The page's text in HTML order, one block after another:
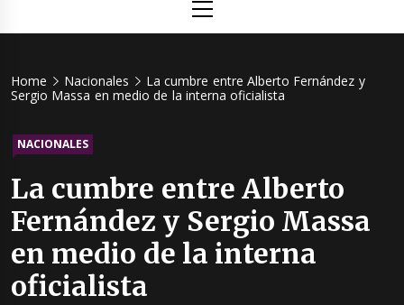
Menu
Home Nacionales
La cumbre entre Alberto Fernández y
Sergio Massa en medio de la interna oficialista
NACIONALES
La cumbre entre Alberto
Fernández y Sergio Massa
en medio de la interna
oficialista